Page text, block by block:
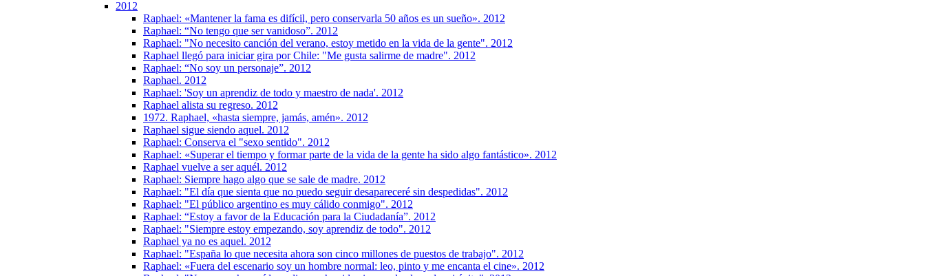
2012
Raphael: «Mantener la fama es difícil, pero conservarla 50 años es un sueño». 2012
Raphael: “No tengo que ser vanidoso”. 2012
Raphael: "No necesito canción del verano, estoy metido en la vida de la gente". 2012
Raphael llegó para iniciar gira por Chile: "Me gusta salirme de madre". 2012
Raphael: “No soy un personaje”. 2012
Raphael. 2012
Raphael: 'Soy un aprendiz de todo y maestro de nada'. 2012
Raphael alista su regreso. 2012
1972. Raphael, «hasta siempre, jamás, amén». 2012
Raphael sigue siendo aquel. 2012
Raphael: Conserva el "sexo sentido". 2012
Raphael: «Superar el tiempo y formar parte de la vida de la gente ha sido algo fantástico». 2012
Raphael vuelve a ser aquél. 2012
Raphael: Siempre hago algo que se sale de madre. 2012
Raphael: "El día que sienta que no puedo seguir desapareceré sin despedidas". 2012
Raphael: "El público argentino es muy cálido conmigo". 2012
Raphael: “Estoy a favor de la Educación para la Ciudadanía”. 2012
Raphael: "Siempre estoy empezando, soy aprendiz de todo". 2012
Raphael ya no es aquel. 2012
Raphael: "España lo que necesita ahora son cinco millones de puestos de trabajo". 2012
Raphael: «Fuera del escenario soy un hombre normal: leo, pinto y me encanta el cine». 2012